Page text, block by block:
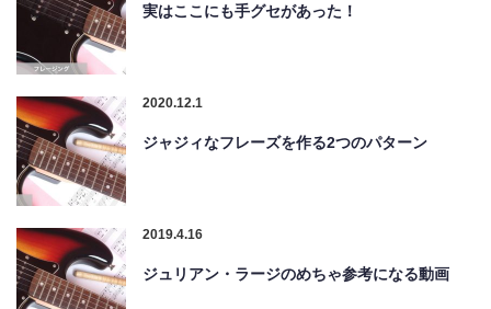
実はここにも手グセがあった！
2020.12.1
ジャジィなフレーズを作る2つのパターン
2019.4.16
ジュリアン・ラージのめちゃ参考になる動画